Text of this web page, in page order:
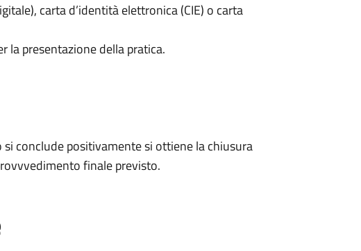
carta d’identità elettronica (CIE) o carta
la presentazione della pratica.
conclude positivamente si ottiene la chiusura
finale previsto.